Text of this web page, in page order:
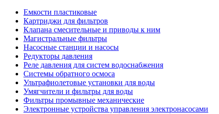
Емкости пластиковые
Картриджи для фильтров
Клапана смесительные и приводы к ним
Магистральные фильтры
Насосные станции и насосы
Редукторы давления
Реле давления для систем водоснабжения
Системы обратного осмоса
Ультрафиолетовые установки для воды
Умягчители и фильтры для воды
Фильтры промывные механические
Электронные устройства управления электронасосами